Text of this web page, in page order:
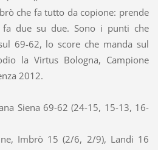
che fa tutto da copione: prende
due su due. Sono i punti che
69-62, lo score che manda sul
la Virtus Bologna, Campione
2012.
Siena 69-62 (24-15, 15-13, 16-
Imbrò 15 (2/6, 2/9), Landi 16